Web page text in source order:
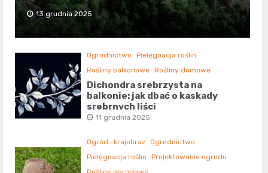
13 grudnia 2025
Ogrodnictwo
Pielęgnacja roślin
Rośliny balkonowe Rośliny domowe
Dichondra srebrzysta na
balkonie: jak dbać o kaskady
srebrnych liści
11 grudnia 2025
Ogród i krajobraz Ogrodnictwo
Pielęgnacja roślin
Projektowanie ogrodu